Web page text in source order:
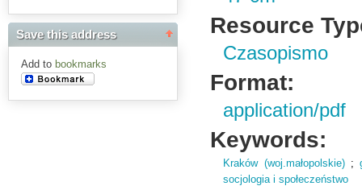
Save this address
Add to bookmarks
Resource
Czasopismo
Format:
application/pdf
Keywords:
Kraków (woj.małopolskie);
socjologia i społeczeństwo